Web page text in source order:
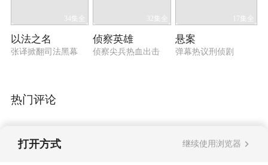
34集全
以法之名
张译掀翻司法黑幕
32集全
侦察英雄
侦察尖兵热血出击
17集全
悬案
弹幕热议刑侦剧
热门评论
打开方式 继续使用浏览器